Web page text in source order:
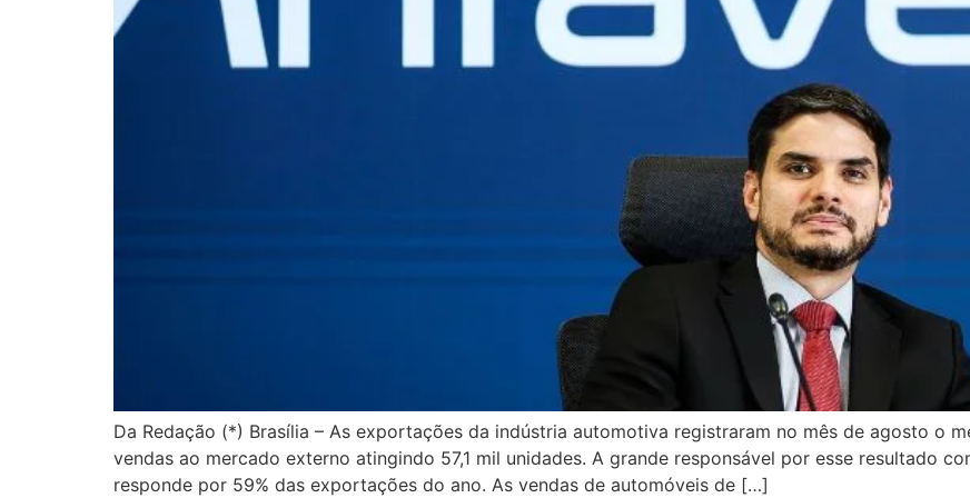
Da Redação (*) Brasília – As exportações da indústria automotiva registraram no mês de agosto o
vendas ao mercado externo atingindo 57,1 mil unidades. A grande responsável por esse resultado
responde por 59% das exportações do ano. As vendas de automóveis de […]